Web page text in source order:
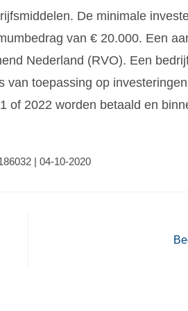
De minimale
van € 20.000. Een
Nederland (RVO). Een
toepassing op
of 2022 worden betaald en
| 04-10-2020